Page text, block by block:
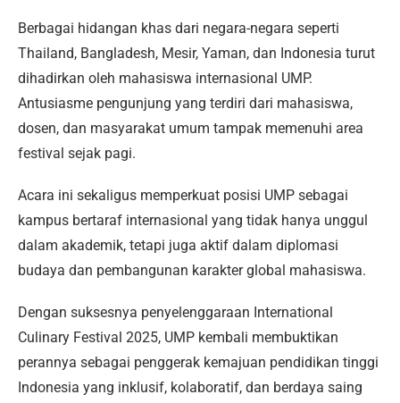
Berbagai hidangan khas dari negara-negara seperti
Thailand, Bangladesh, Mesir, Yaman, dan Indonesia turut
dihadirkan oleh mahasiswa internasional UMP.
Antusiasme pengunjung yang terdiri dari mahasiswa,
dosen, dan masyarakat umum tampak memenuhi area
festival sejak pagi.
Acara ini sekaligus memperkuat posisi UMP sebagai
kampus bertaraf internasional yang tidak hanya unggul
dalam akademik, tetapi juga aktif dalam diplomasi
budaya dan pembangunan karakter global mahasiswa.
Dengan suksesnya penyelenggaraan International
Culinary Festival 2025, UMP kembali membuktikan
perannya sebagai penggerak kemajuan pendidikan tinggi
Indonesia yang inklusif, kolaboratif, dan berdaya saing